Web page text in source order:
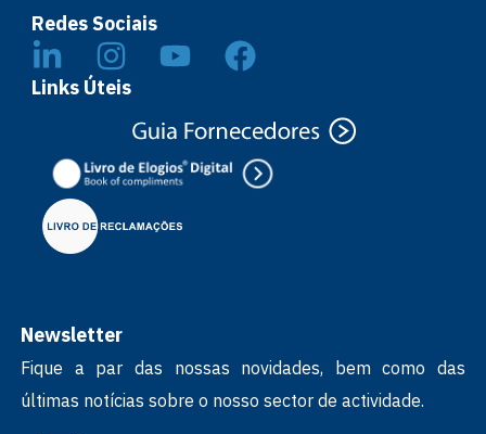
Redes Sociais
Links Úteis
Newsletter
Fique a par das nossas novidades, bem como das
últimas notícias sobre o nosso sector de actividade.